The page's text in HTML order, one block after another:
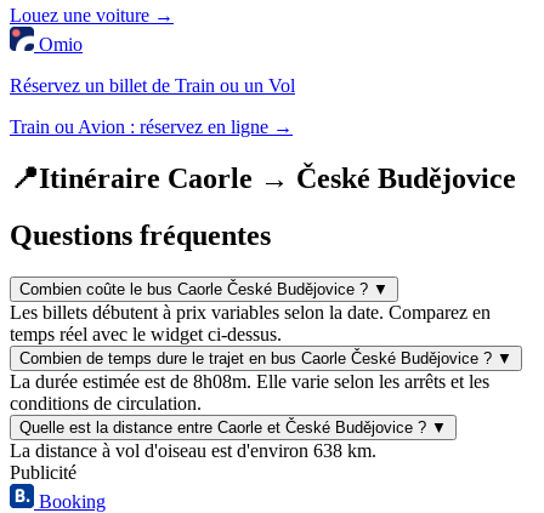
Louez une voiture →
Omio
Réservez un billet de Train ou un Vol
Train ou Avion : réservez en ligne →
📍Itinéraire Caorle → České Budějovice
Questions fréquentes
Combien coûte le bus Caorle České Budějovice ? ▼
Les billets débutent à prix variables selon la date. Comparez en
temps réel avec le widget ci-dessus.
Combien de temps dure le trajet en bus Caorle České Budějovice ? ▼
La durée estimée est de 8h08m. Elle varie selon les arrêts et les
conditions de circulation.
Quelle est la distance entre Caorle et České Budějovice ? ▼
La distance à vol d'oiseau est d'environ 638 km.
Publicité
Booking